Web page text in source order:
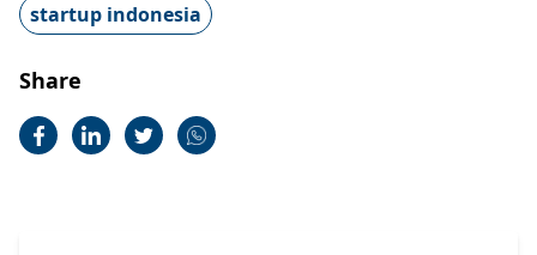
startup indonesia
Share